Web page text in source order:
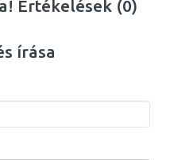
Értékelések (0)
írása